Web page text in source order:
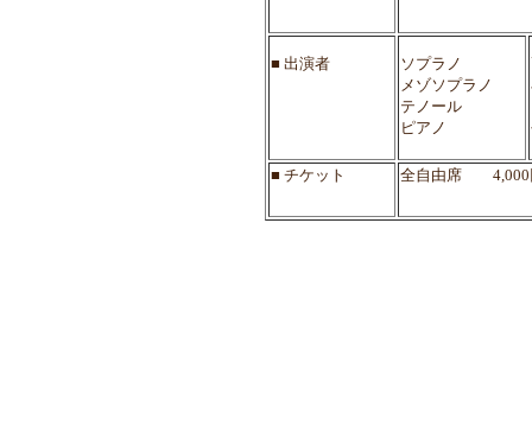
■ 出演者
ソプラノ
メゾソプラノ
テノール
ピアノ
■ チケット 全自由席